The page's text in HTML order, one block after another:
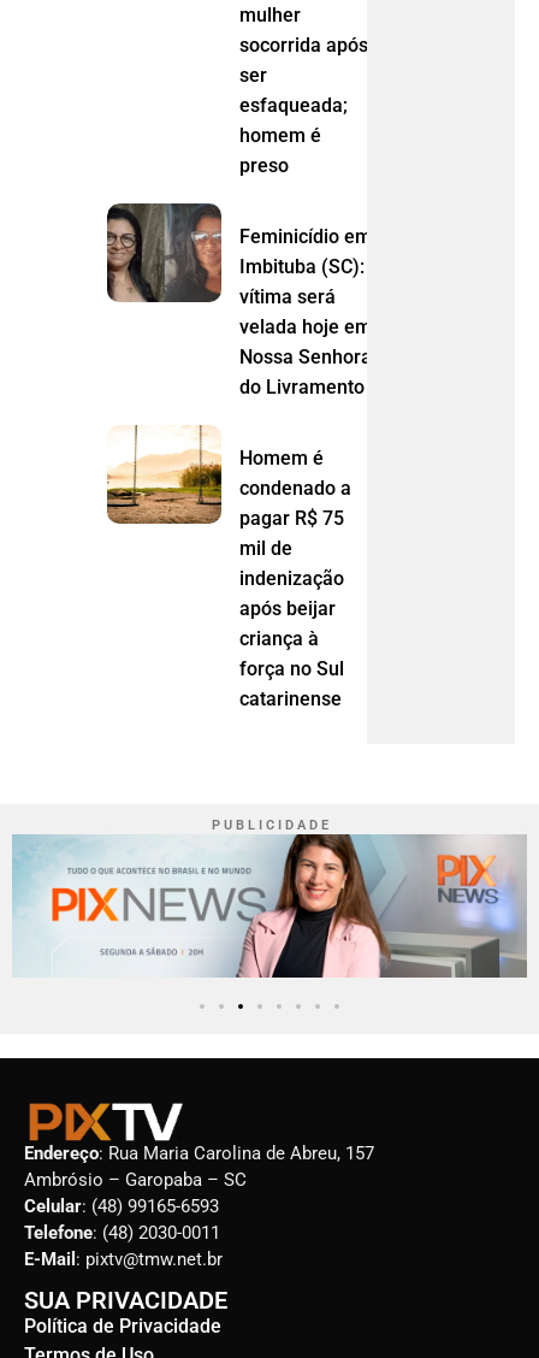
mulher
socorrida após
ser
esfaqueada;
homem é
preso
Feminicídio em
Imbituba (SC):
vítima será
velada hoje em
Nossa Senhora
do Livramento (MT)
Homem é
condenado a
pagar R$ 75
mil de
indenização
após beijar
criança à
força no Sul
catarinense
P U B L I C I D A D E
Endereço: Rua Maria Carolina de Abreu, 157
Ambrósio – Garopaba – SC
Celular: (48) 99165-6593
Telefone: (48) 2030-0011
E-Mail : pixtv@tmw.net.br
SUA PRIVACIDADE
Política de Privacidade